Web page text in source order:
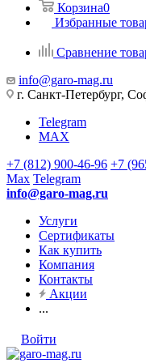
Корзина0
Избранные
Сравнение
info@garo-mag.ru
г. Санкт-Петербург,
Telegram
MAX
+7 (812) 900-46-96 +7
Max Telegram
info@garo-mag.ru
Услуги
Сертификаты
Как купить
Компания
Контакты
Акции
...
Войти